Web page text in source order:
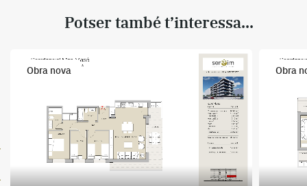
Potser també t’interessa...
Obra nova Obra